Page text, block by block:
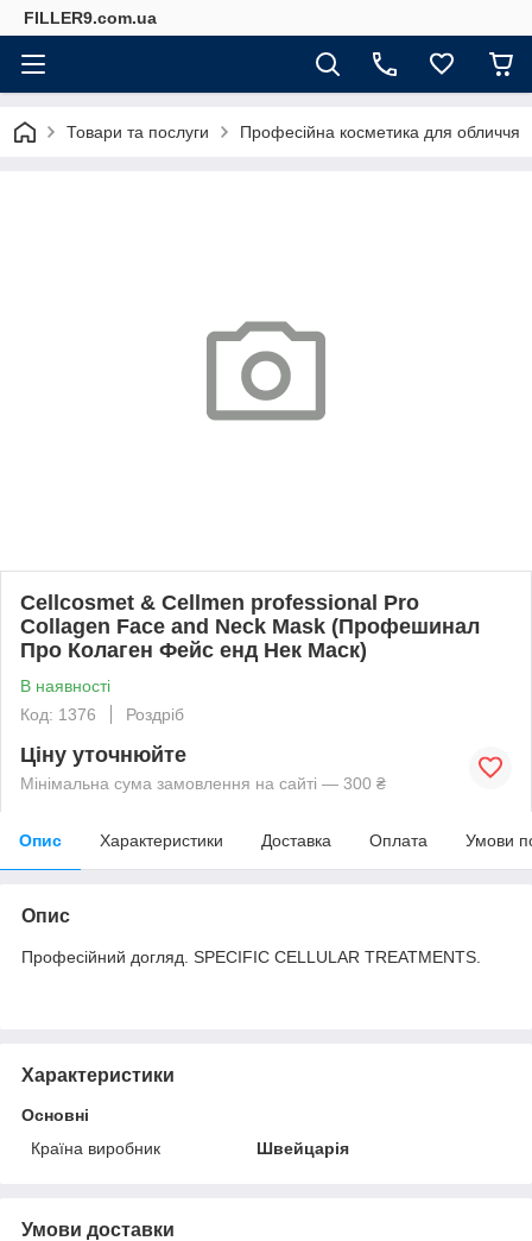
FILLER9.com.ua
Товари та послуги Професійна косметика для обличчя
Cellcosmet & Cellmen professional Pro
Collagen Face and Neck Mask (Профешинал
Про Колаген Фейс енд Нек Маск)
В наявності
Код: 1376
Роздріб
Ціну уточнюйте
Мінімальна сума замовлення на сайті — 300 ₴
Опис Характеристики Доставка Оплата Умови
Опис
Професійний догляд. SPECIFIC CELLULAR TREATMENTS.
Характеристики
Основні
Країна виробник
Швейцарія
Умови доставки